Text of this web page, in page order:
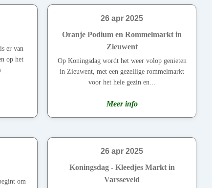
er van
op het
26 apr 2025
Oranje Podium en Rommelmarkt in
Zieuwent
Op Koningsdag wordt het weer volop genieten
in Zieuwent, met een gezellige rommelmarkt
voor het hele gezin en...
Meer info
om
26 apr 2025
Koningsdag - Kleedjes Markt in
Varsseveld